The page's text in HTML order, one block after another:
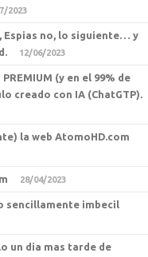
2023
Espias no, lo siguiente… y
12/06/2023
(y en el 99% de
creado con IA (ChatGTP).
la web AtomoHD.com
28/04/2023
sencillamente imbecil
un dia mas tarde de